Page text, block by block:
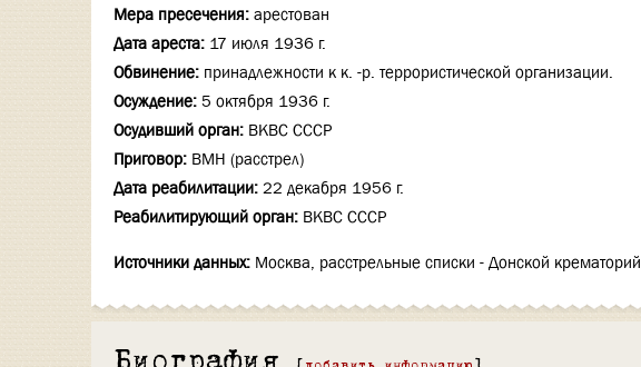
Мера пресечения: арестован
Дата ареста: 17 июля 1936 г.
Обвинение: принадлежности к к. -р. террористической организации.
Осуждение: 5 октября 1936 г.
Осудивший орган: ВКВС СССР
Приговор: ВМН (расстрел)
Дата реабилитации: 22 декабря 1956 г.
Реабилитирующий орган: ВКВС СССР
Источники данных: Москва, расстрельные списки - Донской крематорий